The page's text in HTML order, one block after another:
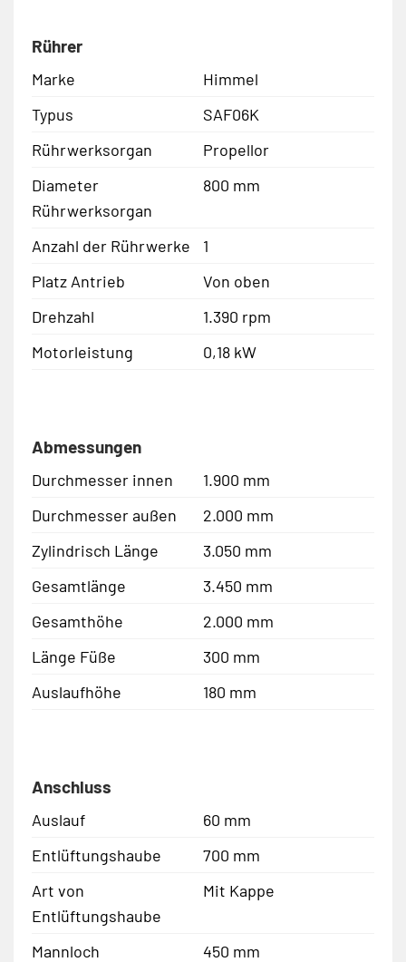
Rührer
Marke
Himmel
Typus
SAF06K
Rührwerksorgan
Propellor
Diameter
Rührwerksorgan
800 mm
Anzahl der Rührwerke
1
Platz Antrieb
Von oben
Drehzahl
1.390 rpm
Motorleistung
0,18 kW
Abmessungen
Durchmesser innen
1.900 mm
Durchmesser außen
2.000 mm
Zylindrisch Länge
3.050 mm
Gesamtlänge
3.450 mm
Gesamthöhe
2.000 mm
Länge Füße
300 mm
Auslaufhöhe
180 mm
Anschluss
Auslauf
60 mm
Entlüftungshaube
700 mm
Art von
Entlüftungshaube
Mit Kappe
Mannloch
450 mm